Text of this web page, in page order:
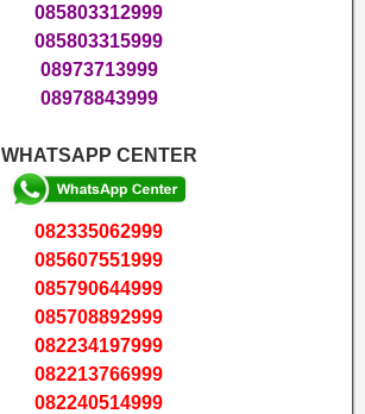
085803312999
085803315999
08973713999
08978843999
WHATSAPP CENTER
082335062999
085607551999
085790644999
085708892999
082234197999
082213766999
082240514999